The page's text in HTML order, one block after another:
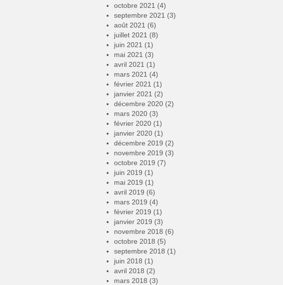
octobre 2021 (4)
septembre 2021 (3)
août 2021 (6)
juillet 2021 (8)
juin 2021 (1)
mai 2021 (3)
avril 2021 (1)
mars 2021 (4)
février 2021 (1)
janvier 2021 (2)
décembre 2020(2)
mars 2020(3)
février 2020(1)
janvier 2020(1)
décembre 2019 (2)
novembre 2019 (3)
octobre 2019 (7)
juin 2019 (1)
mai 2019 (1)
avril 2019 (6)
mars 2019 (4)
février 2019 (1)
janvier 2019 (3)
novembre 2018 (6)
octobre 2018 (5)
septembre 2018 (1)
juin 2018 (1)
avril 2018 (2)
mars 2018 (3)